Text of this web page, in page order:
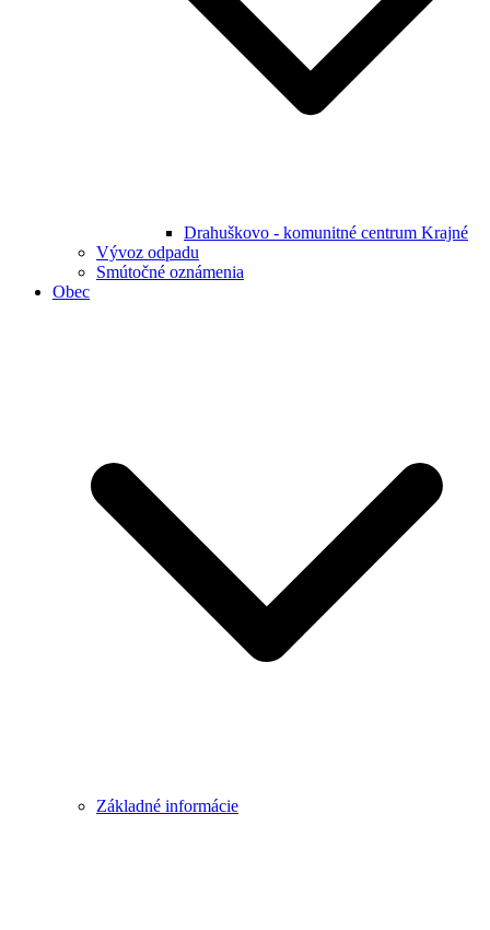
Drahuškovo - komunitné centrum Krajné
Vývoz odpadu
Smútočné oznámenia
Obec
Základné informácie